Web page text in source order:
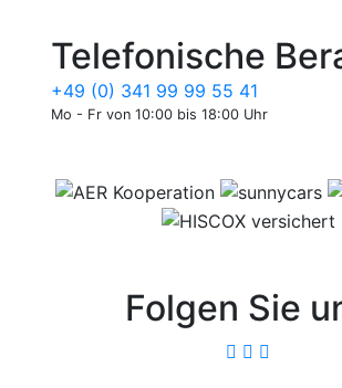
Telefonische
+49 (0) 341 99 99 55 41
Mo - Fr von 10:00 bis 18:00 Uhr
Folgen Sie